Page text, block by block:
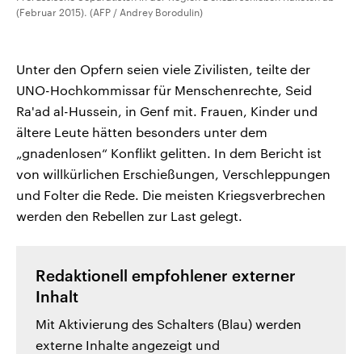
(Februar 2015). (AFP / Andrey Borodulin)
Unter den Opfern seien viele Zivilisten, teilte der
UNO-Hochkommissar für Menschenrechte, Seid
Ra'ad al-Hussein, in Genf mit. Frauen, Kinder und
ältere Leute hätten besonders unter dem
„gnadenlosen“ Konflikt gelitten. In dem Bericht ist
von willkürlichen Erschießungen, Verschleppungen
und Folter die Rede. Die meisten Kriegsverbrechen
werden den Rebellen zur Last gelegt.
Redaktionell empfohlener externer
Inhalt
Mit Aktivierung des Schalters (Blau) werden
externe Inhalte angezeigt und